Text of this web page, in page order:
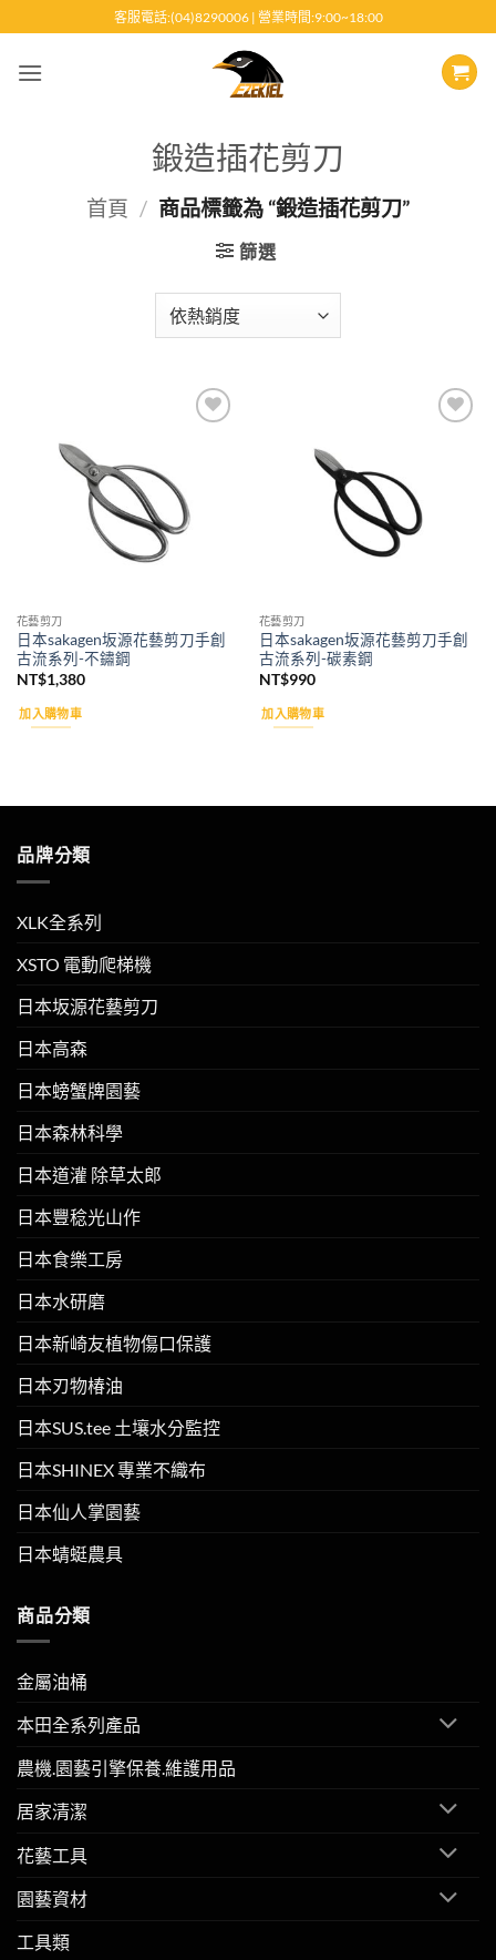
至
客服電話:(04)8290006 | 營業時間:9:00~18:00
鍛造插花剪刀
首頁 / 商品標籤為 “鍛造插花剪刀”
篩選
花藝剪刀
日本sakagen坂源花藝剪刀手創
古流系列-不鏽鋼
NT$1,380
加入購物車
花藝剪刀
日本sakagen坂源花藝剪刀手創
古流系列-碳素鋼
NT$990
加入購物車
品牌分類
XLK全系列
XSTO 電動爬梯機
日本坂源花藝剪刀
日本高森
日本螃蟹牌園藝
日本森林科學
日本道灌 除草太郎
日本豐稔光山作
日本食樂工房
日本水研磨
日本新崎友植物傷口保護
日本刃物椿油
日本SUS.tee 土壤水分監控
日本SHINEX 專業不織布
日本仙人掌園藝
日本蜻蜓農具
商品分類
金屬油桶
本田全系列產品
農機.園藝引擎保養.維護用品
居家清潔
花藝工具
園藝資材
工具類